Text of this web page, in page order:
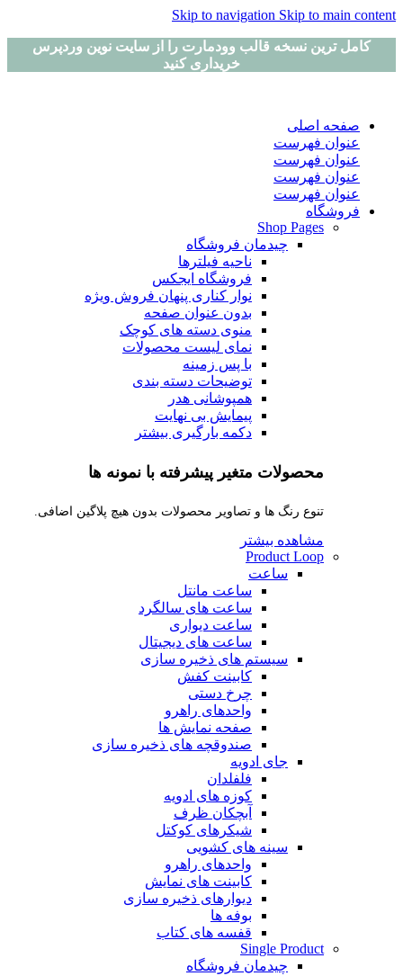
Skip to navigation Skip to main content
کامل ترین نسخه قالب وودمارت را از سایت نوین وردپرس
خریداری کنید
صفحه اصلی
عنوان فهرست
عنوان فهرست
عنوان فهرست
عنوان فهرست
فروشگاه
Shop Pages
چیدمان فروشگاه
ناحیه فیلترها
فروشگاه ایجکس
نوار کناری پنهان فروش ویژه
بدون عنوان صفحه
منوی دسته های کوچک
نمای لیست محصولات
با پس زمینه
توضیحات دسته بندی
همپوشانی هدر
پیمایش بی نهایت
دکمه بارگیری بیشتر
محصولات متغیر پیشرفته با نمونه ها
تنوع رنگ ها و تصاویر محصولات بدون هیچ پلاگین اضافی.
مشاهده بیشتر
Product Loop
ساعت
ساعت مانتل
ساعت های سالگرد
ساعت دیواری
ساعت های دیجیتال
سیستم های ذخیره سازی
کابینت کفش
چرخ دستی
واحدهای راهرو
صفحه نمایش ها
صندوقچه های ذخیره سازی
جای ادویه
فلفلدان
کوزه های ادویه
آبچکان ظرف
شیکرهای کوکتل
سینه های کشویی
واحدهای راهرو
کابینت های نمایش
دیوارهای ذخیره سازی
بوفه ها
قفسه های کتاب
Single Product
چیدمان فروشگاه